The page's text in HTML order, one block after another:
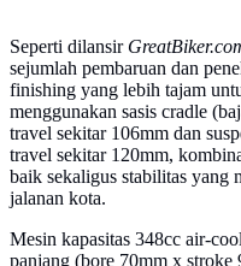
Seperti dilansir
sejumlah pembaruan dan
finishing yang lebih tajam
menggunakan sasis cradle
travel sekitar 106mm dan
travel sekitar 120mm,
baik sekaligus stabilitas yang
jalanan kota.
Mesin kapasitas 348cc air-
panjang (bore 70mm x stroke